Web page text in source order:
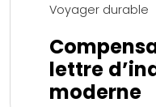
Voyager durable
lettre
moderne